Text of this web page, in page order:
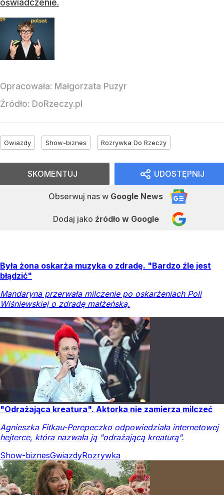
oświadczenie.
Opracowała: Małgorzata Puzyr
Źródło: DoRzeczy.pl
Gwiazdy Show-biznes Rozrywka Do Rzeczy
UDOSTĘPNIJ
Obserwuj nas w Google News
Dodaj jako źródło w Google
SKOMENTUJ
Była żona oskarża muzyka o zdradę. "Bardzo źle jest
błądzić"
Mandaryna przerwała milczenie po oskarżeniach Poli
Wiśniewskiej o zdradę małżeńską.
"Odrażająca kreatura". Aktorka nie zamierza milczeć
Agnieszka Fitkau-Perepeczko odpowiedziała internetowej
hejterce, która nazwała ją "odrażającą kreaturą".
Show-biznesGwiazdyRozrywka